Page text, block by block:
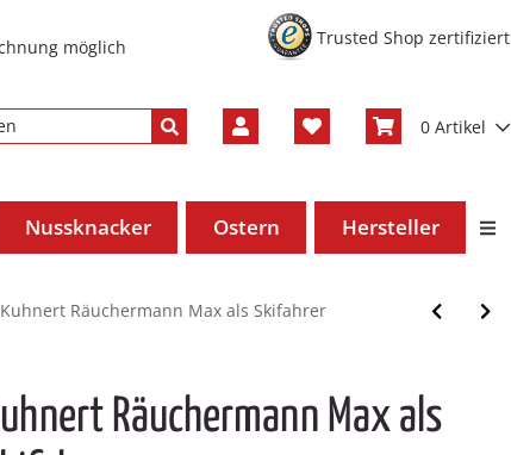
möglich
Trusted Shop zertifiziert
0 Artikel
Nussknacker Ostern Hersteller
Kuhnert Räuchermann Max als Skifahrer
Räuchermann Max als